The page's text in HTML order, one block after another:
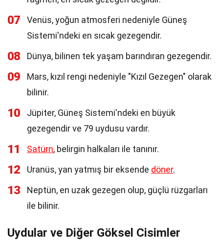
07
Venüs, yoğun atmosferi nedeniyle Güneş
Sistemi'ndeki en sıcak gezegendir.
08 Dünya, bilinen tek yaşam barındıran gezegendir.
09
Mars, kızıl rengi nedeniyle "Kızıl Gezegen" olarak
bilinir.
10
Jüpiter, Güneş Sistemi'ndeki en büyük
gezegendir ve 79 uydusu vardır.
11 Satürn, belirgin halkaları ile tanınır.
12 Uranüs, yan yatmış bir eksende döner.
13
Neptün, en uzak gezegen olup, güçlü rüzgarları
ile bilinir.
Uydular ve Diğer Göksel Cisimler